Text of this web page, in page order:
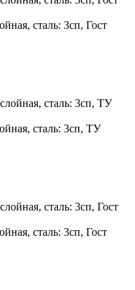
сталь: 3сп, Гост
сталь: 3сп, ТУ
сталь: 3сп, Гост